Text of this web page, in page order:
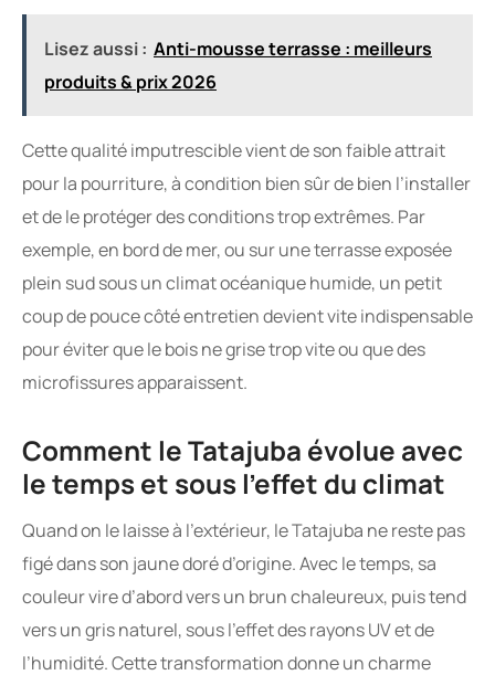
Lisez aussi : Anti-mousse terrasse : meilleurs
produits & prix 2026
Cette qualité imputrescible vient de son faible attrait
pour la pourriture, à condition bien sûr de bien l’installer
et de le protéger des conditions trop extrêmes. Par
exemple, en bord de mer, ou sur une terrasse exposée
plein sud sous un climat océanique humide, un petit
coup de pouce côté entretien devient vite indispensable
pour éviter que le bois ne grise trop vite ou que des
microfissures apparaissent.
Comment le Tatajuba évolue avec
le temps et sous l’effet du climat
Quand on le laisse à l’extérieur, le Tatajuba ne reste pas
figé dans son jaune doré d’origine. Avec le temps, sa
couleur vire d’abord vers un brun chaleureux, puis tend
vers un gris naturel, sous l’effet des rayons UV et de
l’humidité. Cette transformation donne un charme